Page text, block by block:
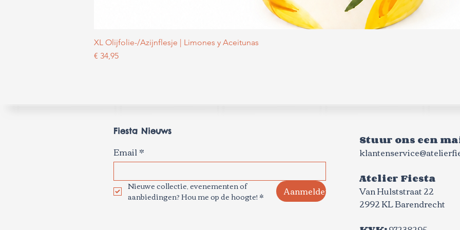
XL Olijfolie-/Azijnflesje | Limones y Aceitunas
Prijs
€ 34,95
Stuur ons een
Atelier Fiesta
Van Hulststraat 22
2992 KL Barendrecht
Fiesta Nieuws
Email*
Nieuwe collectie, evenementen of
aanbiedingen? Hou me op de hoogte!* Aanmelden